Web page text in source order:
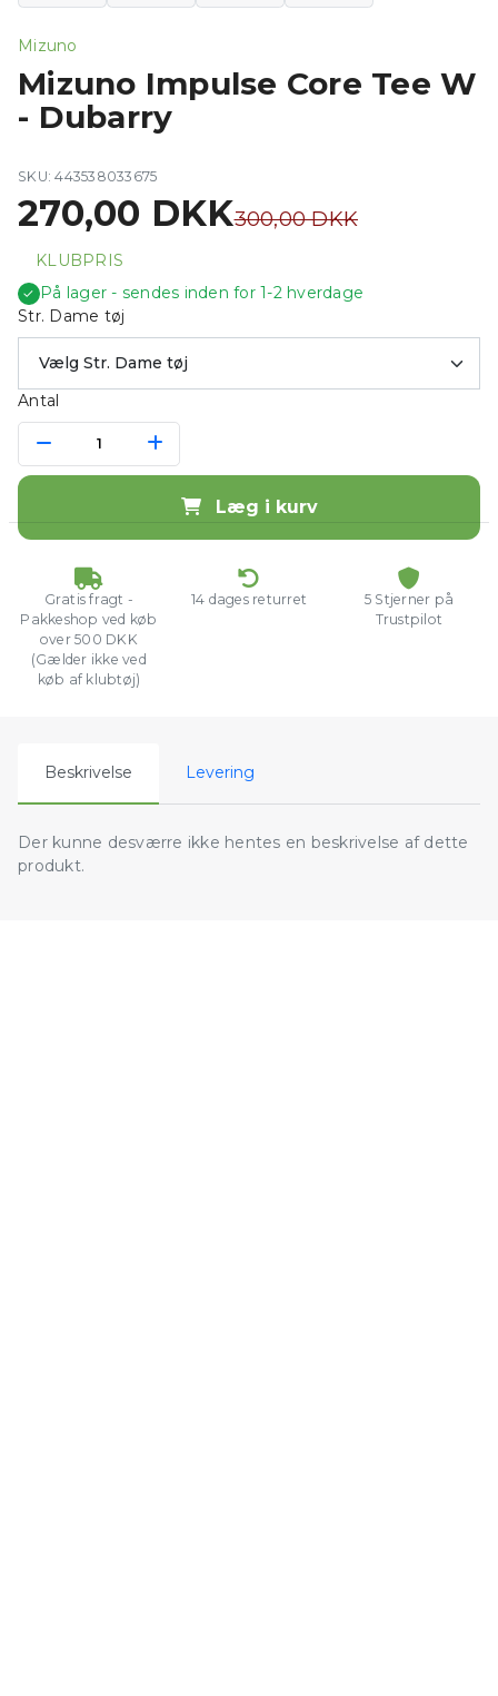
Mizuno
Mizuno Impulse Core Tee W
- Dubarry
SKU: 443538033675
270,00 DKK300,00 DKK
KLUBPRIS
✓ På lager - sendes inden for 1-2 hverdage
Str. Dame tøj
Antal
Læg i kurv
Gratis fragt -
Pakkeshop ved køb
over 500 DKK
(Gælder ikke ved
køb af klubtøj)
14 dages returret
5 Stjerner på
Trustpilot
Beskrivelse Levering
Der kunne desværre ikke hentes en beskrivelse af dette
produkt.